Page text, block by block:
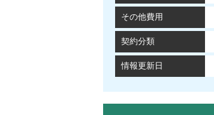
その他費用
契約分類
情報更新日